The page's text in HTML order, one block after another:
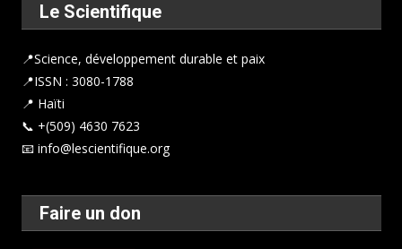
Le Scientifique
📍Science, développement durable et paix
📍ISSN : 3080-1788
📍 Haïti
📞 +(509) 4630 7623
📧 info@lescientifique.org
Faire un don